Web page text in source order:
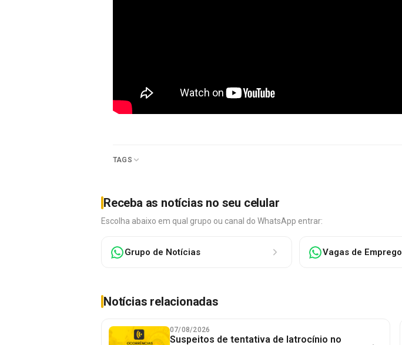
TAGS
Receba as notícias no seu celular
Escolha abaixo em qual grupo ou canal do WhatsApp entrar:
Grupo de Notícias Vagas de Emprego
Notícias relacionadas
07/08/2026
Suspeitos de tentativa de latrocínio no